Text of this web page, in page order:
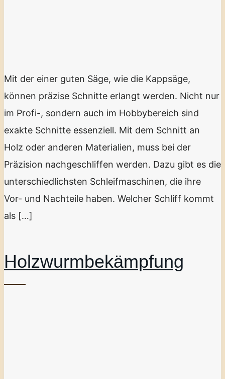
Mit der einer guten Säge, wie die Kappsäge,
können präzise Schnitte erlangt werden. Nicht nur
im Profi-, sondern auch im Hobbybereich sind
exakte Schnitte essenziell. Mit dem Schnitt an
Holz oder anderen Materialien, muss bei der
Präzision nachgeschliffen werden. Dazu gibt es die
unterschiedlichsten Schleifmaschinen, die ihre
Vor- und Nachteile haben. Welcher Schliff kommt
als […]
Holzwurmbekämpfung